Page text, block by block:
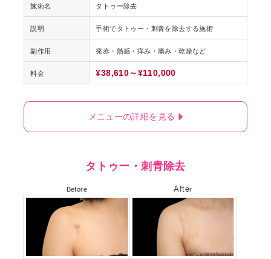
施術名 タトゥー除去
説明 手術でタトゥー・刺青を除去する施術
副作用 発赤・熱感・痒み・痛み・乾燥など
料金 ¥38,610～¥110,000
メニューの詳細を見る
タトゥー・刺青除去
Before After